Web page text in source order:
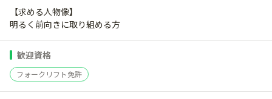
【求める人物像】
明るく前向きに取り組める方
歓迎資格
フォークリフト免許